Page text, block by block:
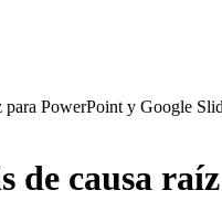
para PowerPoint y Google
causa